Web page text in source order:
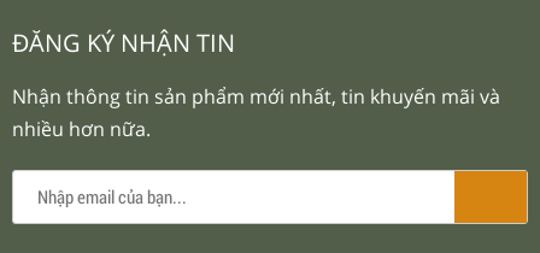
ĐĂNG KÝ NHẬN TIN
Nhận thông tin sản phẩm mới nhất, tin khuyến mãi và
nhiều hơn nữa.